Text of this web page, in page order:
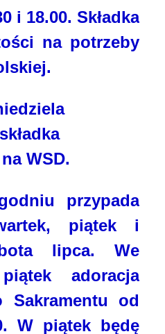
i 18.00. Składka
na potrzeby
WSD.
przypada
piątek i
lipca. We
adoracja
Sakramentu od
W piątek będę